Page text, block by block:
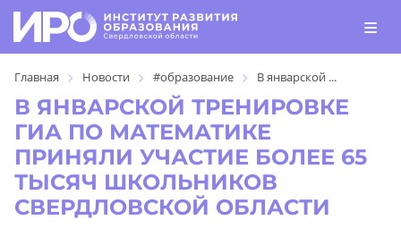
Главная Новости #образование В январской ...
В ЯНВАРСКОЙ ТРЕНИРОВКЕ
ГИА ПО МАТЕМАТИКЕ
ПРИНЯЛИ УЧАСТИЕ БОЛЕЕ 65
ТЫСЯЧ ШКОЛЬНИКОВ
СВЕРДЛОВСКОЙ ОБЛАСТИ